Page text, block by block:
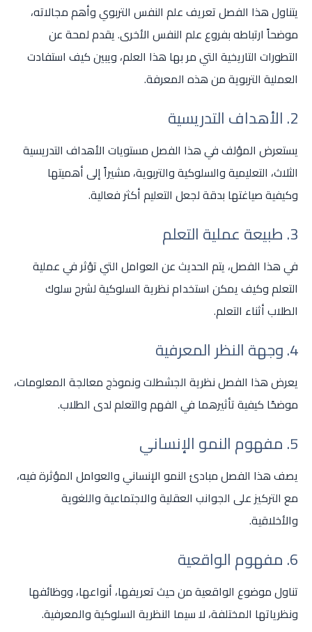
يتناول هذا الفصل تعريف علم النفس التربوي وأهم مجالاته،
موضحاً ارتباطه بفروع علم النفس الأخرى. يقدم لمحة عن
التطورات التاريخية التي مر بها هذا العلم، ويبين كيف استفادت
العملية التربوية من هذه المعرفة.
2. الأهداف التدريسية
يستعرض المؤلف في هذا الفصل مستويات الأهداف التدريسية
الثلاث، التعليمية والسلوكية والتربوية، مشيراً إلى أهميتها
وكيفية صياغتها بدقة لجعل التعليم أكثر فعالية.
3. طبيعة عملية التعلم
في هذا الفصل، يتم الحديث عن العوامل التي تؤثر في عملية
التعلم وكيف يمكن استخدام نظرية السلوكية لشرح سلوك
الطلاب أثناء التعلم.
4. وجهة النظر المعرفية
يعرض هذا الفصل نظرية الجشطلت ونموذج معالجة المعلومات،
موضحًا كيفية تأثيرهما في الفهم والتعلم لدى الطلاب.
5. مفهوم النمو الإنساني
يصف هذا الفصل مبادئ النمو الإنساني والعوامل المؤثرة فيه،
مع التركيز على الجوانب العقلية والاجتماعية واللغوية
والأخلاقية.
6. مفهوم الواقعية
تناول موضوع الواقعية من حيث تعريفها، أنواعها، ووظائفها
ونظرياتها المختلفة، لا سيما النظرية السلوكية والمعرفية.